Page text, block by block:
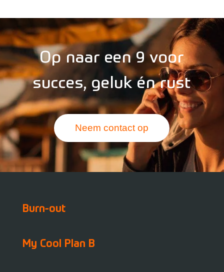
Op naar een 9 voor
succes, geluk én rust
Neem contact op
Burn-out
My Cool Plan B